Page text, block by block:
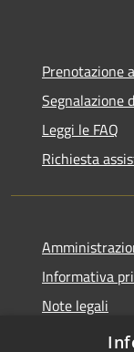
Prenotazione
Segnalazione
Leggi le FAQ
Richiesta
Informativa
Note legali
Dichiarazione